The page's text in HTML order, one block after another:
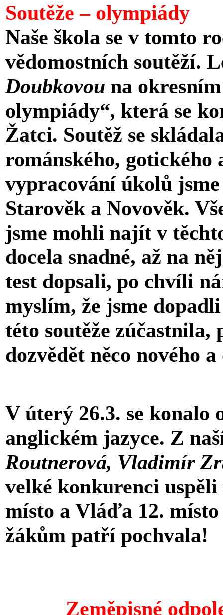
Soutěže – olympiády
Naše škola se v tomto
vědomostních soutěží.
Doubkovou na
olympiády“, která se
Žatci. Soutěž se
románského, gotického
vypracování úkolů
Starověk a Novověk.
jsme mohli najít v
docela snadné, až na
test dopsali, po chvíli
myslím, že jsme
této soutěže zúčastnila,
dozvědět něco nového
V úterý 26.3. se
anglickém jazyce. Z
Routnerová, Vladimír
velké konkurenci
místo a Vláďa 12.
žákům patří pochvala!
Zeměpisné